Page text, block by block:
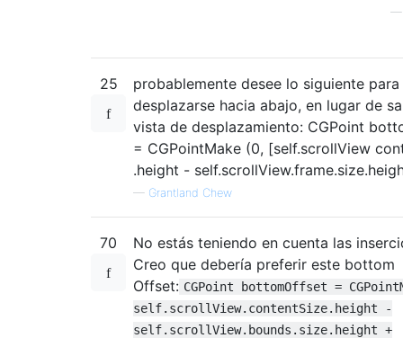
25
probablemente desee lo siguiente para
desplazarse hacia abajo, en lugar de
vista de desplazamiento: CGPoint
= CGPointMake (0, [self.scrollView
.height -
— Grantland Chew
70
No estás teniendo en cuenta las
Creo que debería preferir este bottom
Offset: CGPoint bottomOffset =
self.scrollView.contentSize.height -
self.scrollView.bounds.size.height +